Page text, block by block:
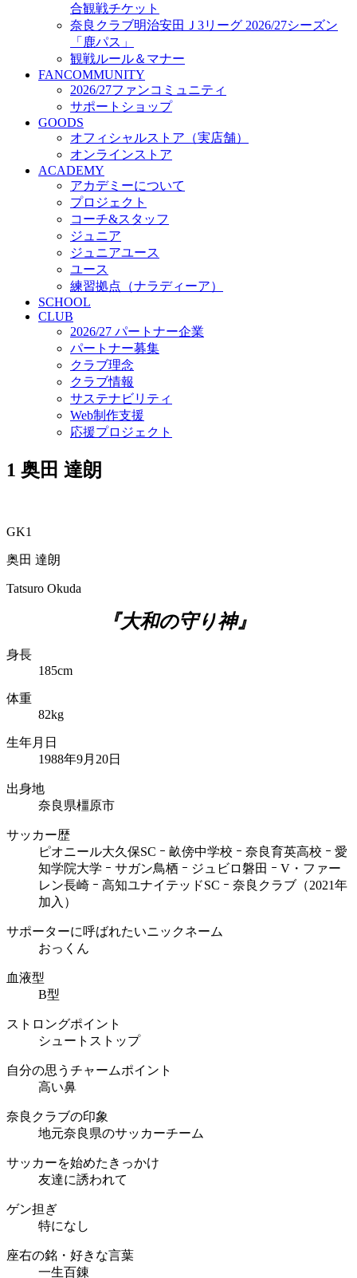
練習拠点（ナラディーア）
SCHOOL
2026/27 パートナー企業
パートナー募集
クラブ理念
クラブ情報
サステナビリティ
Web制作支援
応援プロジェクト
合観戦チケット
奈良クラブ明治安田Ｊ3リーグ 2026/27シーズン
「鹿パス」
観戦ルール＆マナー
FANCOMMUNITY
2026/27ファンコミュニティ
サポートショップ
GOODS
オフィシャルストア（実店舗）
オンラインストア
ACADEMY
アカデミーについて
プロジェクト
コーチ&スタッフ
ジュニア
ジュニアユース
ユース
練習拠点（ナラディーア）
SCHOOL
CLUB
2026/27 パートナー企業
パートナー募集
クラブ理念
クラブ情報
サステナビリティ
Web制作支援
応援プロジェクト
1 奥田 達朗
GK1
奥田 達朗
Tatsuro Okuda
『大和の守り神』
身長
185cm
体重
82kg
生年月日
1988年9月20日
出身地
奈良県橿原市
サッカー歴
ピオニール大久保SC ｰ 畝傍中学校 ｰ 奈良育英高校 ｰ 愛
知学院大学 ｰ サガン鳥栖 ｰ ジュビロ磐田 ｰ V・ファー
レン長崎 ｰ 高知ユナイテッドSC ｰ 奈良クラブ（2021年
加入）
サポーターに呼ばれたいニックネーム
おっくん
血液型
B型
ストロングポイント
シュートストップ
自分の思うチャームポイント
高い鼻
奈良クラブの印象
地元奈良県のサッカーチーム
サッカーを始めたきっかけ
友達に誘われて
ゲン担ぎ
特になし
座右の銘・好きな言葉
一生百錬